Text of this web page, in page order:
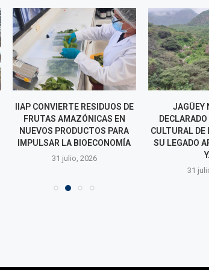
IIAP CONVIERTE RESIDUOS DE
FRUTAS AMAZÓNICAS EN
NUEVOS PRODUCTOS PARA
IMPULSAR LA BIOECONOMÍA
31 julio, 2026
JAGÜEY
CULTURAL DE
SU LEGADO
31